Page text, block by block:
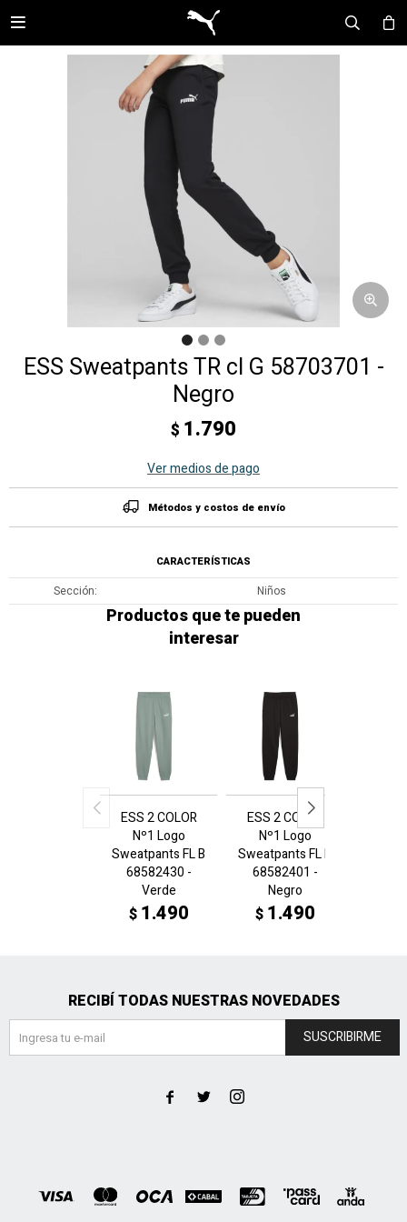

ESS Sweatpants TR cl G 58703701 -
Negro
$ 1.790
Ver medios de pago
Métodos y costos de envío
CARACTERÍSTICAS
Sección Niños
Productos que te pueden
interesar
ESS 2 COLOR
Nº1 Logo
Sweatpants FL B
68582430 -
Verde
$ 1.490
ESS 2 COLOR
Nº1 Logo
Sweatpants FL B
68582401 -
Negro
$ 1.490
RECIBÍ TODAS NUESTRAS NOVEDADES
SUSCRIBIRME
  